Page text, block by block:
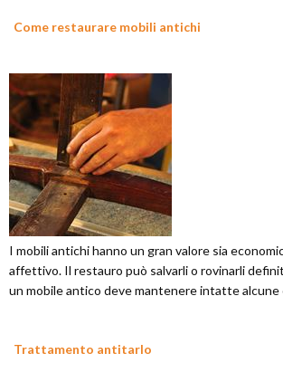
Come restaurare mobili antichi
I mobili antichi hanno un gran valore sia
affettivo. Il restauro può salvarli o rovinarli
un mobile antico deve mantenere intatte
Trattamento antitarlo